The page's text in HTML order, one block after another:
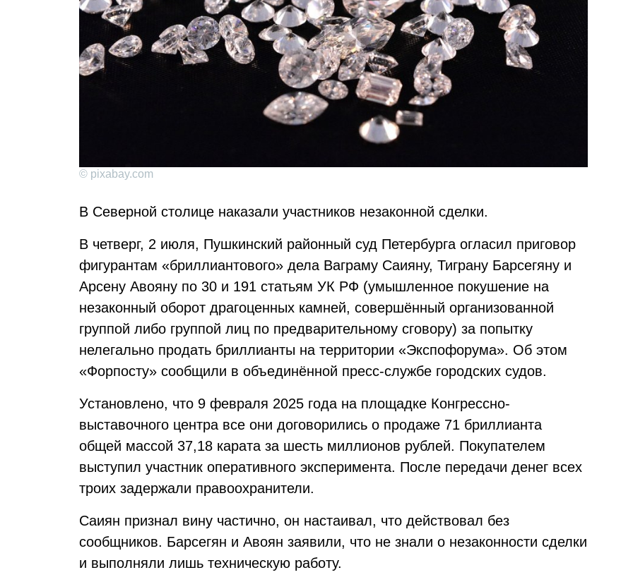
© pixabay.com
В Северной столице наказали участников незаконной сделки.
В четверг, 2 июля, Пушкинский районный суд Петербурга огласил приговор
фигурантам «бриллиантового» дела Ваграму Саияну, Тиграну Барсегяну и
Арсену Авояну по 30 и 191 статьям УК РФ (умышленное покушение на
незаконный оборот драгоценных камней, совершённый организованной
группой либо группой лиц по предварительному сговору) за попытку
нелегально продать бриллианты на территории «Экспофорума». Об этом
«Форпосту» сообщили в объединённой пресс-службе городских судов.
Установлено, что 9 февраля 2025 года на площадке Конгрессно-
выставочного центра все они договорились о продаже 71 бриллианта
общей массой 37,18 карата за шесть миллионов рублей. Покупателем
выступил участник оперативного эксперимента. После передачи денег всех
троих задержали правоохранители.
Саиян признал вину частично, он настаивал, что действовал без
сообщников. Барсегян и Авоян заявили, что не знали о незаконности сделки
и выполняли лишь техническую работу.